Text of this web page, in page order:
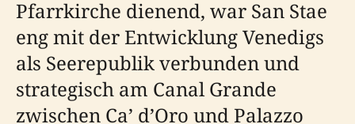
Pfarrkirche dienend, war San Stae
eng mit der Entwicklung Venedigs
als Seerepublik verbunden und
strategisch am Canal Grande
zwischen Ca’ d’Oro und Palazzo